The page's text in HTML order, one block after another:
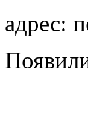
адрес: